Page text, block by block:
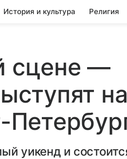
История и культура Религия
сцене —
уикенд и